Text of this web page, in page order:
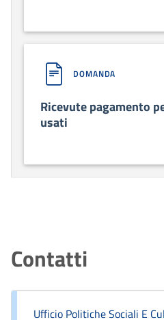
DOMANDA
Ricevute pagamento
usati
Contatti
Ufficio Politiche Sociali E